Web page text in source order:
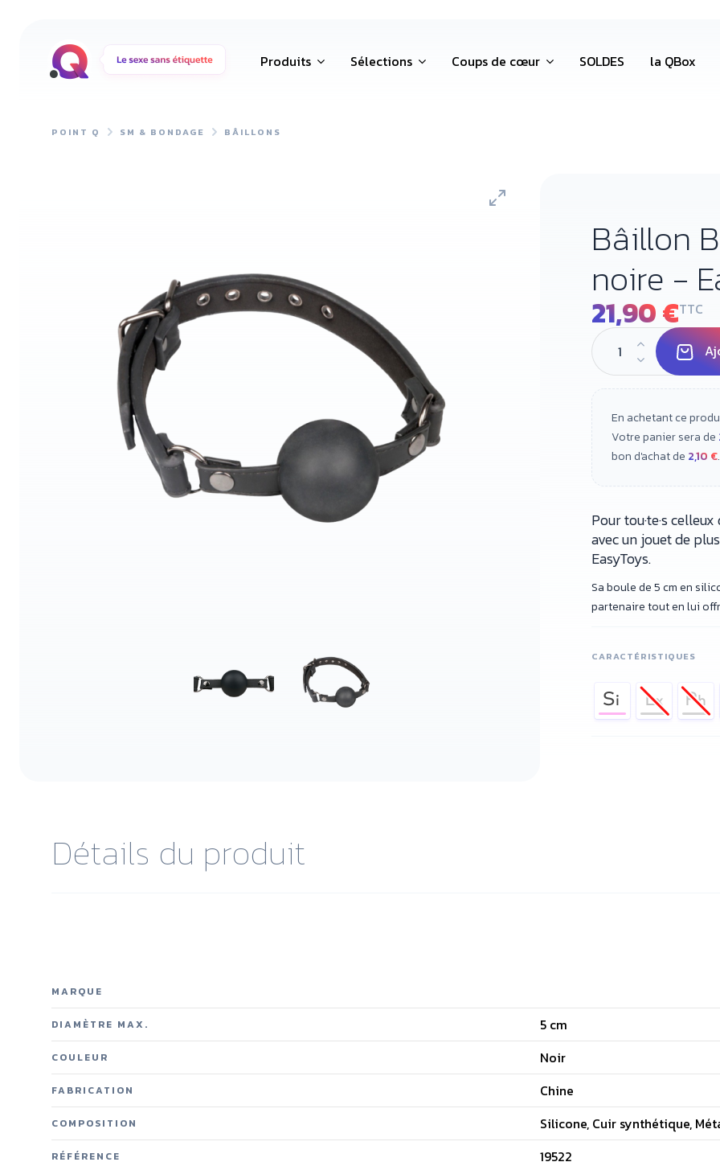
Produits Sélections Coups de cœur SOLDES la QBox
POINT Q SM & BONDAGE BÂILLONS
Bâillon
noire -
21,90 €TTC
En achetant ce
Votre panier sera de
bon d'achat de 2,10 €.
Pour tou·te·s
avec un jouet de
EasyToys.
Sa boule de 5 cm en
partenaire tout en lui
CARACTÉRISTIQUES
Détails du produit
MARQUE
DIAMÈTRE MAX. 5 cm
COULEUR Noir
FABRICATION Chine
COMPOSITION Silicone, Cuir synthétique,
RÉFÉRENCE 19522